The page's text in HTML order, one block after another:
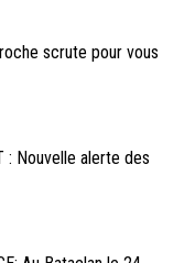
scrute pour vous
: Nouvelle alerte des